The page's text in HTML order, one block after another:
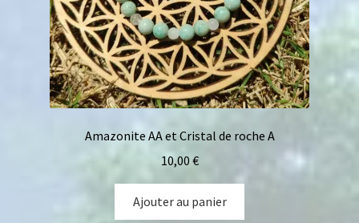
Avis clients
Mon compte
Panier
Amazonite AA et Cristal de roche A
10,00 €
Ajouter au panier